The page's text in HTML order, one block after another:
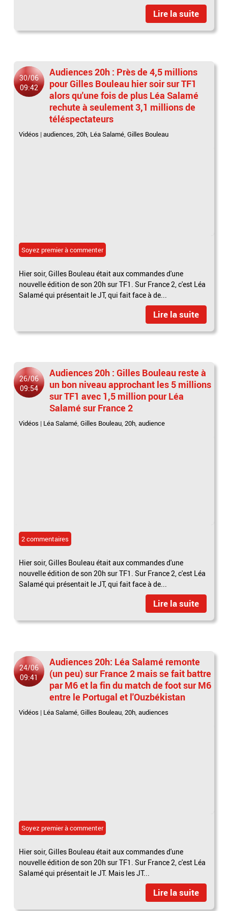
Lire la suite
30/06
09:42
Audiences 20h : Près de 4,5 millions
pour Gilles Bouleau hier soir sur TF1
alors qu'une fois de plus Léa Salamé
rechute à seulement 3,1 millions de
téléspectateurs
Vidéos |audiences,20h, Léa Salamé,Gilles Bouleau
Soyez premier à commenter
Hier soir, Gilles Bouleau était aux commandes d'une
nouvelle édition de son 20h sur TF1. Sur France 2, c'est Léa
Salamé qui présentait le JT, qui fait face à de...
Lire la suite
26/06
09:54
Audiences 20h : Gilles Bouleau reste à
un bon niveau approchant les 5 millions
sur TF1 avec 1,5 million pour Léa
Salamé sur France 2
Vidéos | Léa Salamé,Gilles Bouleau,20h,audience
2 commentaires
Hier soir, Gilles Bouleau était aux commandes d'une
nouvelle édition de son 20h sur TF1. Sur France 2, c'est Léa
Salamé qui présentait le JT, qui fait face à de...
Lire la suite
24/06
09:41
Audiences 20h: Léa Salamé remonte
(un peu) sur France 2 mais se fait battre
par M6 et la fin du match de foot sur M6
entre le Portugal et l'Ouzbékistan
Vidéos | Léa Salamé,Gilles Bouleau,20h,audiences
Soyez premier à commenter
Hier soir, Gilles Bouleau était aux commandes d'une
nouvelle édition de son 20h sur TF1. Sur France 2, c'est Léa
Salamé qui présentait le JT. Mais les JT...
Lire la suite